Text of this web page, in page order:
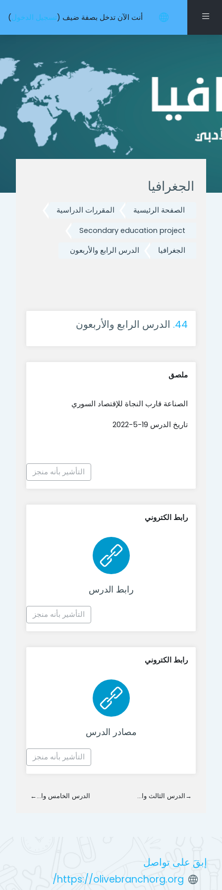
واجهة جانبية أنت الآن تدخل بصفة ضيف (تسجيل الدخول)
الجغرافيا
الصفحة الرئيسية المقررات الدراسية
Secondary education project
الجغرافيا الدرس الرابع والأربعون
44. الدرس الرابع والأربعون
ملصق
الصناعة قارب النجاة للإقتصاد السوري
تاريخ الدرس 19-5-2022
التأشير بأنه منجز
رابط الكتروني
رابط الدرس
رابط الكتروني
التأشير بأنه منجز
رابط الكتروني
مصادر الدرس
رابط الكتروني
التأشير بأنه منجز
→الدرس الثالث وا... الدرس الخامس وا...←
إبقَ على تواصل
https://olivebranchorg.org/